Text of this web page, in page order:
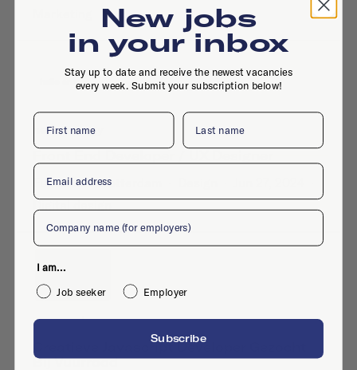
hello energy
Full-time·Rotterdam
Digital design
vuurrood
Creatieve Javascript Developer Gezocht
Bij Vuurrood
New jobs
in your inbox
Stay up to date and receive the newest vacancies
every week. Submit your subscription below!
First name Last name
Email
Company
I am...
Job seeker
Employer
Subscribe